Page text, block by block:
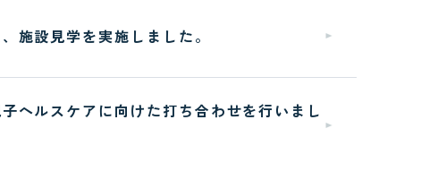
施設見学を実施しました。
ヘルスケアに向けた打ち合わせを行いまし